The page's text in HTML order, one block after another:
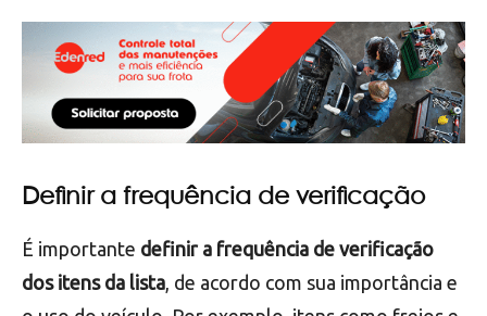
entendimento, para que qualquer pessoa possa
realizar as verificações de maneira rápida e
eficiente.